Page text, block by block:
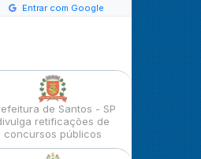
Entrar com Google
de Santos - SP
retificações de
concursos públicos